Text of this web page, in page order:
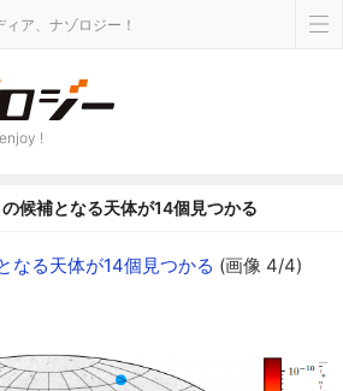
ア、ナゾロジー！
!
の候補となる天体が14個見つかる
なる天体が14個見つかる (画像 4/4)